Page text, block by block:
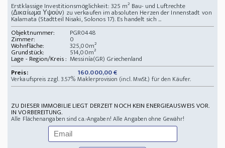
Erstklassige Investitionsmöglichkeit: 325 m² Bau- und Luftrechte
(Δικαίωμα Υψούν) zu verkaufen im absoluten Herzen der Innenstadt von
Kalamata (Stadtteil Nisaki, Solonos 17). Es handelt sich ...
Objektnummer:
PGR0448
Zimmer: 0
Wohnfläche: 325,00m²
Grundstück: 514,00m²
Lage - Region/Kreis : Messinía(GR) Griechenland
Preis:
160.000,00 €
Verkaufspreis zzgl. 3.57% Maklerprovision (incl. MwSt.) für den Käufer.
ZU DIESER IMMOBILIE LIEGT DERZEIT NOCH KEIN ENERGIEAUSWEIS VOR.
IN VORBEREITUNG.
Alle Flächenangaben sind ca.-Angaben! Alle Angaben ohne Gewähr!